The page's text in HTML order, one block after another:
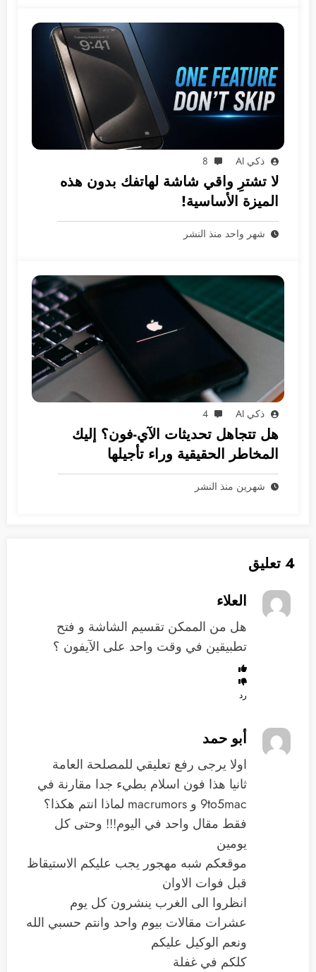
ذكي AI 8
لا تشترِ واقي شاشة لهاتفك بدون هذه
الميزة الأساسية!
شهر واحد منذ النشر
ذكي AI 4
هل تتجاهل تحديثات الآي-فون؟ إليك
المخاطر الحقيقية وراء تأجيلها
شهرين منذ النشر
4 تعليق
العلاء
هل من الممكن تقسيم الشاشة و فتح
تطبيقين في وقت واحد على الآيفون ؟
رد
أبو حمد
اولا يرجى رفع تعليقي للمصلحة العامة
ثانيا هذا فون اسلام بطيء جدا مقارنة في
9to5mac و macrumors لماذا انتم هكذا؟
فقط مقال واحد في اليوم!!! وحتى كل
يومين
موقعكم شبه مهجور يجب عليكم الاستيقاظ
قبل فوات الاوان
انظروا الى الغرب ينشرون كل يوم
عشرات مقالات بيوم واحد وانتم حسبي الله
ونعم الوكيل عليكم
كلكم في غفلة